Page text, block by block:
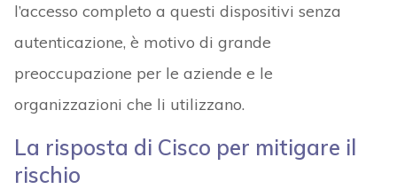
l’accesso completo a questi dispositivi senza
autenticazione, è motivo di grande
preoccupazione per le aziende e le
organizzazioni che li utilizzano.
La risposta di Cisco per mitigare il
rischio